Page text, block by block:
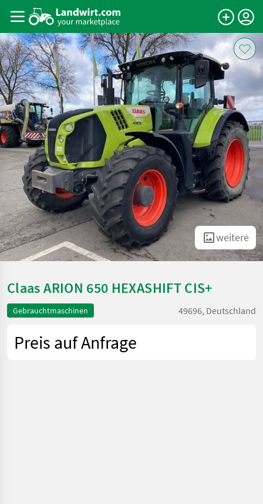
weitere
Claas ARION 650 HEXASHIFT CIS+
Gebrauchtmaschinen 49696, Deutschland
Preis auf Anfrage